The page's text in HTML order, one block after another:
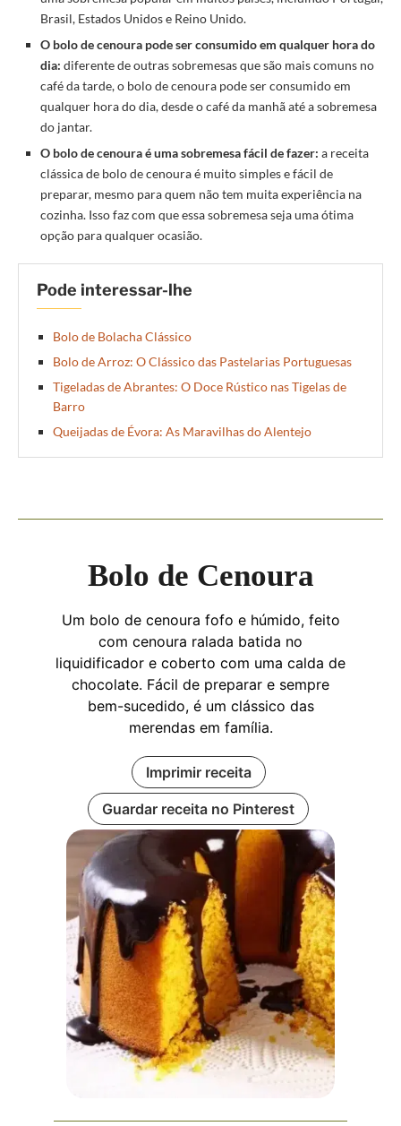
Brasil, Estados Unidos e Reino Unido.
O bolo de cenoura pode ser consumido em qualquer hora do
dia: diferente de outras sobremesas que são mais comuns no
café da tarde, o bolo de cenoura pode ser consumido em
qualquer hora do dia, desde o café da manhã até a sobremesa
do jantar.
O bolo de cenoura é uma sobremesa fácil de fazer: a receita
clássica de bolo de cenoura é muito simples e fácil de
preparar, mesmo para quem não tem muita experiência na
cozinha. Isso faz com que essa sobremesa seja uma ótima
opção para qualquer ocasião.
Pode interessar-lhe
Bolo de Bolacha Clássico
Bolo de Arroz: O Clássico das Pastelarias Portuguesas
Tigeladas de Abrantes: O Doce Rústico nas Tigelas de
Barro
Queijadas de Évora: As Maravilhas do Alentejo
Bolo de Cenoura
Um bolo de cenoura fofo e húmido, feito
com cenoura ralada batida no
liquidificador e coberto com uma calda de
chocolate. Fácil de preparar e sempre
bem-sucedido, é um clássico das
merendas em família.
Imprimir receita
Guardar receita no Pinterest